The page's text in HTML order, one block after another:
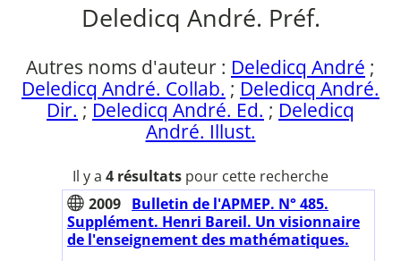
Deledicq André. Préf.
Autres noms d'auteur : Deledicq André ;
Deledicq André. Collab. ; Deledicq André.
Dir. ; Deledicq André. Ed. ; Deledicq
André. Illust.
Il y a 4 résultats pour cette recherche
2009 Bulletin de l'APMEP. N° 485.
Supplément. Henri Bareil. Un visionnaire
de l'enseignement des mathématiques.